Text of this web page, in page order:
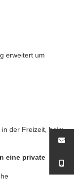
erweitert um
der Freizeit, beim
eine private